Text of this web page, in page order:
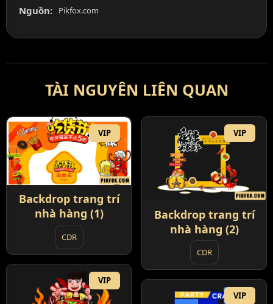
Nguồn: Pikfox.com
TÀI NGUYÊN LIÊN QUAN
VIP
Backdrop trang trí
nhà hàng (1)
CDR
VIP
Backdrop trang trí
nhà hàng (2)
CDR
VIP
VIP